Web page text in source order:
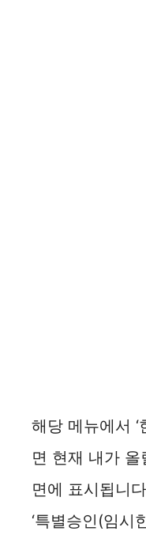
해당 메뉴에서 ‘
면 현재 내가
면에 표시됩니
‘특별승인(임시